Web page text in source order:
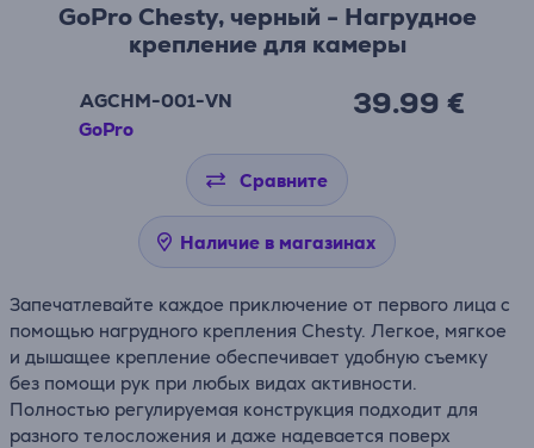
GoPro Chesty, черный - Нагрудное
крепление для камеры
AGCHM-001-VN
GoPro
39.99 €
Сравните
Наличие в магазинах
Запечатлевайте каждое приключение от первого лица с
помощью нагрудного крепления Chesty. Легкое, мягкое
и дышащее крепление обеспечивает удобную съемку
без помощи рук при любых видах активности.
Полностью регулируемая конструкция подходит для
разного телосложения и даже надевается поверх